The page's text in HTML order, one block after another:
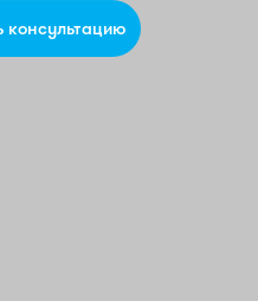
консультацию